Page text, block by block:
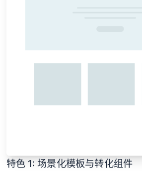
特色 1: 场景化模板与转化组件